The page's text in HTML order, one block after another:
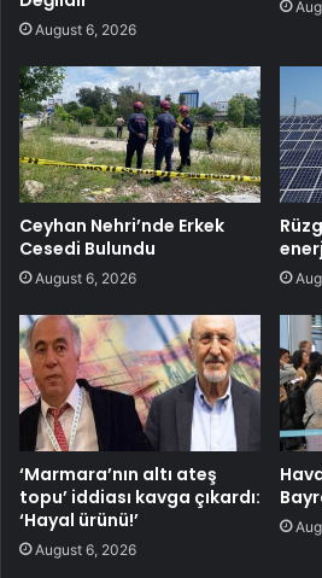
August 6, 2026
Ceyhan Nehri’nde Erkek
Cesedi Bulundu
August 6, 2026
‘Marmara’nın altı ateş
topu’ iddiası kavga çıkardı:
‘Hayal ürünü!’
August 6, 2026